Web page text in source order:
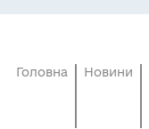
Головна Новини